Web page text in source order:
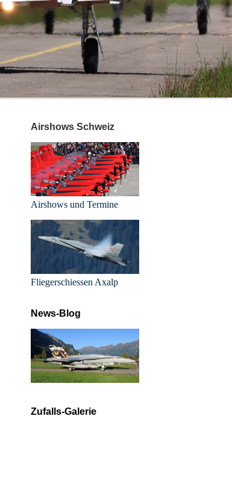
Airshows Schweiz
Airshows und Termine
Fliegerschiessen Axalp
News-Blog
Zufalls-Galerie